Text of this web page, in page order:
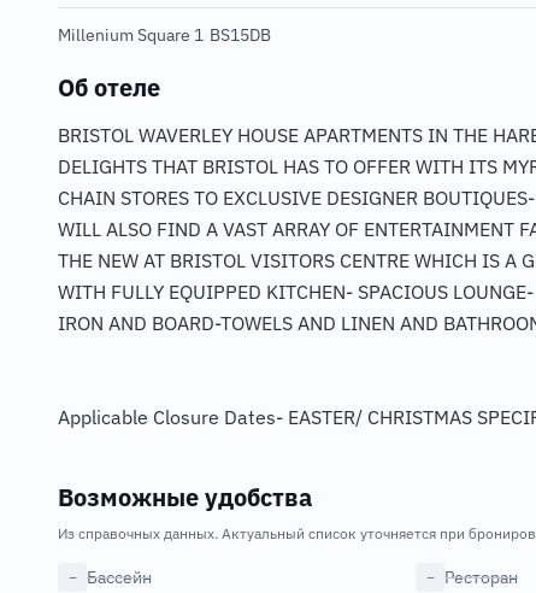
Millenium Square 1·BS15DB
Об отеле
BRISTOL WAVERLEY HOUSE APARTMENTS IN THE
DELIGHTS THAT BRISTOL HAS TO OFFER WITH ITS
CHAIN STORES TO EXCLUSIVE DESIGNER
WILL ALSO FIND A VAST ARRAY OF ENTERTAINMENT
THE NEW AT BRISTOL VISITORS CENTRE WHICH IS A
WITH FULLY EQUIPPED KITCHEN- SPACIOUS
IRON AND BOARD-TOWELS AND LINEN AND
Applicable Closure Dates- EASTER/ CHRISTMAS
Возможные удобства
Из справочных данных. Актуальный список уточняется при
− Бассейн − Ресторан